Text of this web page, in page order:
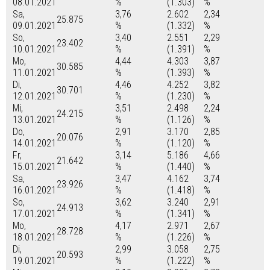
Sa,
09.01.2021
25.875
3,76
%
2.602
(1.332)
2,34
%
So,
10.01.2021
23.402
3,40
%
2.551
(1.391)
2,29
%
Mo,
11.01.2021
30.585
4,44
%
4.303
(1.393)
3,87
%
Di,
12.01.2021
30.701
4,46
%
4.252
(1.230)
3,82
%
Mi,
13.01.2021
24.215
3,51
%
2.498
(1.126)
2,24
%
Do,
14.01.2021
20.076
2,91
%
3.170
(1.120)
2,85
%
Fr,
15.01.2021
21.642
3,14
%
5.186
(1.440)
4,66
%
Sa,
16.01.2021
23.926
3,47
%
4.162
(1.418)
3,74
%
So,
17.01.2021
24.913
3,62
%
3.240
(1.341)
2,91
%
Mo,
18.01.2021
28.728
4,17
%
2.971
(1.226)
2,67
%
Di,
19.01.2021
20.593
2,99
%
3.058
(1.222)
2,75
%